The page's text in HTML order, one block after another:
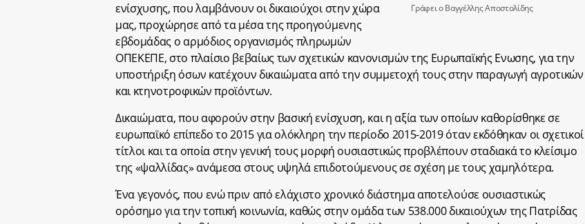
Γράφει ο Βαγγέλλης Αποστολίδης
ενίσχυσης, που λαμβάνουν οι δικαιούχοι στην χώρα
μας, προχώρησε από τα μέσα της προηγούμενης
εβδομάδας ο αρμόδιος οργανισμός πληρωμών
ΟΠΕΚΕΠΕ, στο πλαίσιο βεβαίως των σχετικών κανονισμών της Ευρωπαϊκής Ενωσης, για την
υποστήριξη όσων κατέχουν δικαιώματα από την συμμετοχή τους στην παραγωγή αγροτικών
και κτηνοτροφικών προϊόντων.
Δικαιώματα, που αφορούν στην βασική ενίσχυση, και η αξία των οποίων καθορίσθηκε σε
ευρωπαϊκό επίπεδο το 2015 για ολόκληρη την περίοδο 2015-2019 όταν εκδόθηκαν οι σχετικοί
τίτλοι και τα οποία στην γενική τους μορφή ουσιαστικώς προβλέπουν σταδιακά το κλείσιμο
της «ψαλλίδας» ανάμεσα στους υψηλά επιδοτούμενους σε σχέση με τους χαμηλότερα.
Ένα γεγονός, που ενώ πριν από ελάχιστο χρονικό διάστημα αποτελούσε ουσιαστικώς
ορόσημο για την τοπική κοινωνία, καθώς στην ομάδα των 538.000 δικαιούχων της Πατρίδας